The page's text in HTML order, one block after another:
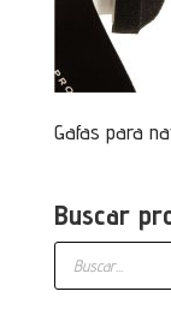
Gafas para
Buscar
Búsqueda
productos